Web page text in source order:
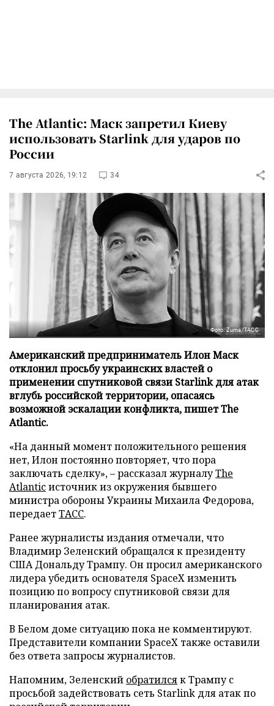
The Atlantic: Маск запретил Киеву
использовать Starlink для ударов по
России
7 августа 2026, 19:12 34
Фото: Zuma/ТАСС
Американский предприниматель Илон Маск
отклонил просьбу украинских властей о
применении спутниковой связи Starlink для атак
вглубь российской территории, опасаясь
возможной эскалации конфликта, пишет The
Atlantic.
«На данный момент положительного решения
нет, Илон постоянно повторяет, что пора
заключать сделку», – рассказал журналуThe
Atlanticисточник из окружения бывшего
министра обороны Украины Михаила Федорова,
передаетТАСС.
Ранее журналисты издания отмечали, что
Владимир Зеленский обращался к президенту
США Дональду Трампу. Он просил американского
лидера убедить основателя SpaceX изменить
позицию по вопросу спутниковой связи для
планирования атак.
В Белом доме ситуацию пока не комментируют.
Представители компании SpaceX также оставили
без ответа запросы журналистов.
Напомним, Зеленский обратилсяк Трампу с
просьбой задействовать сеть Starlink для атак по